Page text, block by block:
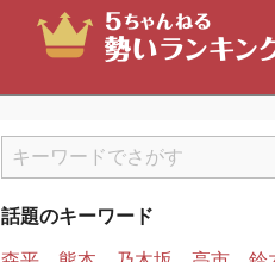
話題のキーワード